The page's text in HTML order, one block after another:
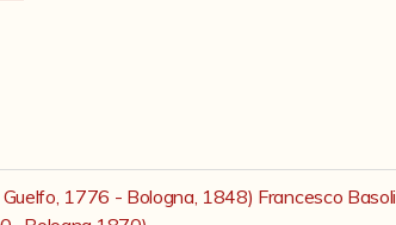
Guelfo, 1776 - Bologna, 1848) Francesco Basoli